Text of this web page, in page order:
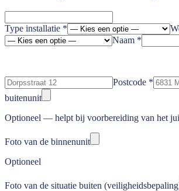
Type installatie *
Naam *
Postcode *
buitenunit
Optioneel — helpt bij voorbereiding van het
Foto van de binnenunit
Optioneel
Foto van de situatie buiten